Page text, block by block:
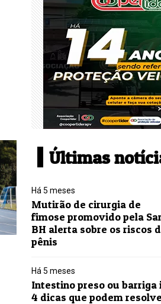
Últimas
Há 5 meses
Mutirão de cirurgia de
fimose promovido pela
BH alerta sobre os riscos
pênis
Há 5 meses
Intestino preso ou barriga
4 dicas que podem resolve